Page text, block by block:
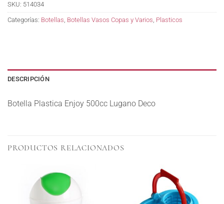
SKU: 514034
Categorías: Botellas, Botellas Vasos Copas y Varios, Plasticos
DESCRIPCIÓN
Botella Plastica Enjoy 500cc Lugano Deco
PRODUCTOS RELACIONADOS